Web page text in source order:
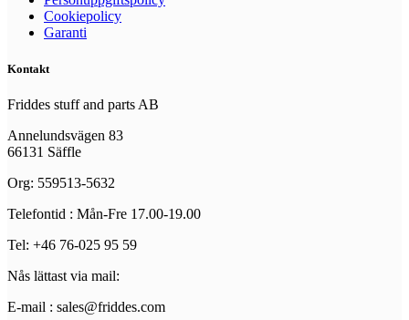
Cookiepolicy
Garanti
Kontakt
Friddes stuff and parts AB
Annelundsvägen 83
66131 Säffle
Org: 559513-5632
Telefontid : Mån-Fre 17.00-19.00
Tel: +46 76-025 95 59
Nås lättast via mail:
E-mail : sales@friddes.com